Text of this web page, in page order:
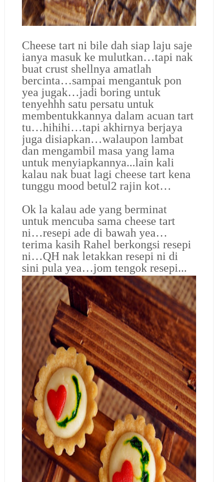
Cheese tart ni bile dah siap laju saje
ianya masuk ke mulutkan…tapi nak
buat crust shellnya amatlah
bercinta…sampai mengantuk pon
yea jugak…jadi boring untuk
tenyehhh satu persatu untuk
membentukkannya dalam acuan tart
tu…hihihi…tapi akhirnya berjaya
juga disiapkan…walaupon lambat
dan mengambil masa yang lama
untuk menyiapkannya...lain kali
kalau nak buat lagi cheese tart kena
tunggu mood betul2 rajin kot…
Ok la kalau ade yang berminat
untuk mencuba sama cheese tart
ni…resepi ade di bawah yea…
terima kasih Rahel berkongsi resepi
ni…QH nak letakkan resepi ni di
sini pula yea…jom tengok resepi...